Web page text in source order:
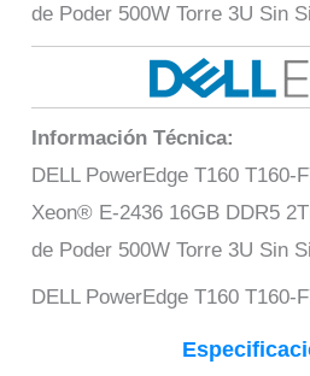
de Poder 500W Torre 3U Sin
Información Técnica:
DELL PowerEdge T160 T160-
Xeon® E-2436 16GB DDR5
de Poder 500W Torre 3U Sin
DELL PowerEdge T160 T160-